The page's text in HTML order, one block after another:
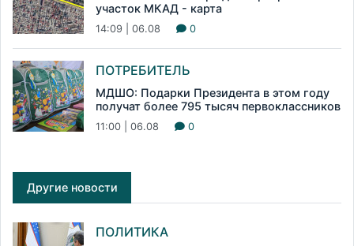
участок МКАД - карта
14:09 | 06.08 0
ПОТРЕБИТЕЛЬ
МДШО: Подарки Президента в этом году
получат более 795 тысяч первоклассников
11:00 | 06.08 0
Другие новости
ПОЛИТИКА